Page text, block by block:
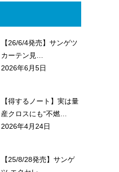
【26/6/4発売】サンゲツ
カーテン見…
2026年6月5日
【得するノート】実は量
産クロスにも“不燃…
2026年4月24日
【25/8/28発売】サンゲ